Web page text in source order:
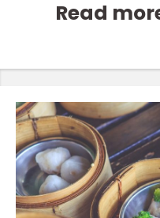
Read